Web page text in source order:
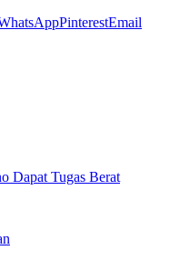
PinterestEmail
Dapat Tugas Berat